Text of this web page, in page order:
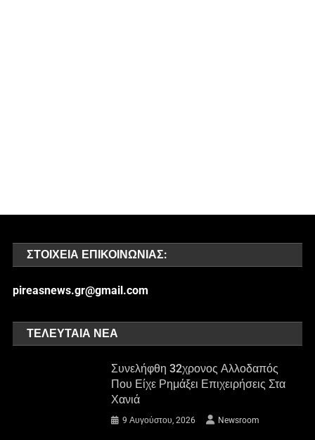
ΣΤΟΙΧΕΊΑ ΕΠΙΚΟΙΝΩΝΊΑΣ:
pireasnews.gr@gmail.com
ΤΕΛΕΥΤΑΊΑ ΝΈΑ
Συνελήφθη 32χρονος Αλλοδαπός
Που Είχε Ρημάξει Επιχειρήσεις Στα
Χανιά
9 Αυγούστου, 2026 Newsroom